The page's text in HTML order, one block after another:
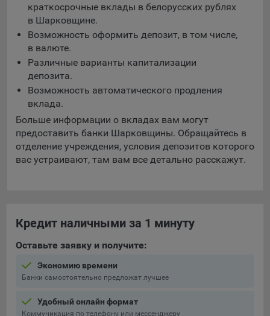
краткосрочные вклады в белорусских рублях
в Шарковщине.
Возможность оформить депозит, в том числе,
в валюте.
Различные варианты капитализации
депозита.
Возможность автоматического продления
вклада.
Больше информации о вкладах вам могут
предоставить банки Шарковщины. Обращайтесь в
отделение учреждения, условия депозитов которого
вас устраивают, там вам все детально расскажут.
Кредит наличными за 1 минуту
Оставьте заявку и получите:
Экономию времени
Банки самостоятельно предложат лучшее
Удобный онлайн формат
Коммуникация по телефону или мессенджеру